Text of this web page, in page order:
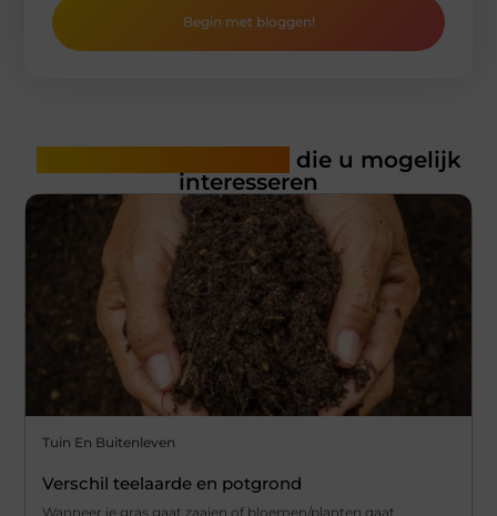
Begin met bloggen!
die u mogelijk
interesseren
Tuin En Buitenleven
Verschil teelaarde en potgrond
Wanneer je gras gaat zaaien of bloemen/planten gaat